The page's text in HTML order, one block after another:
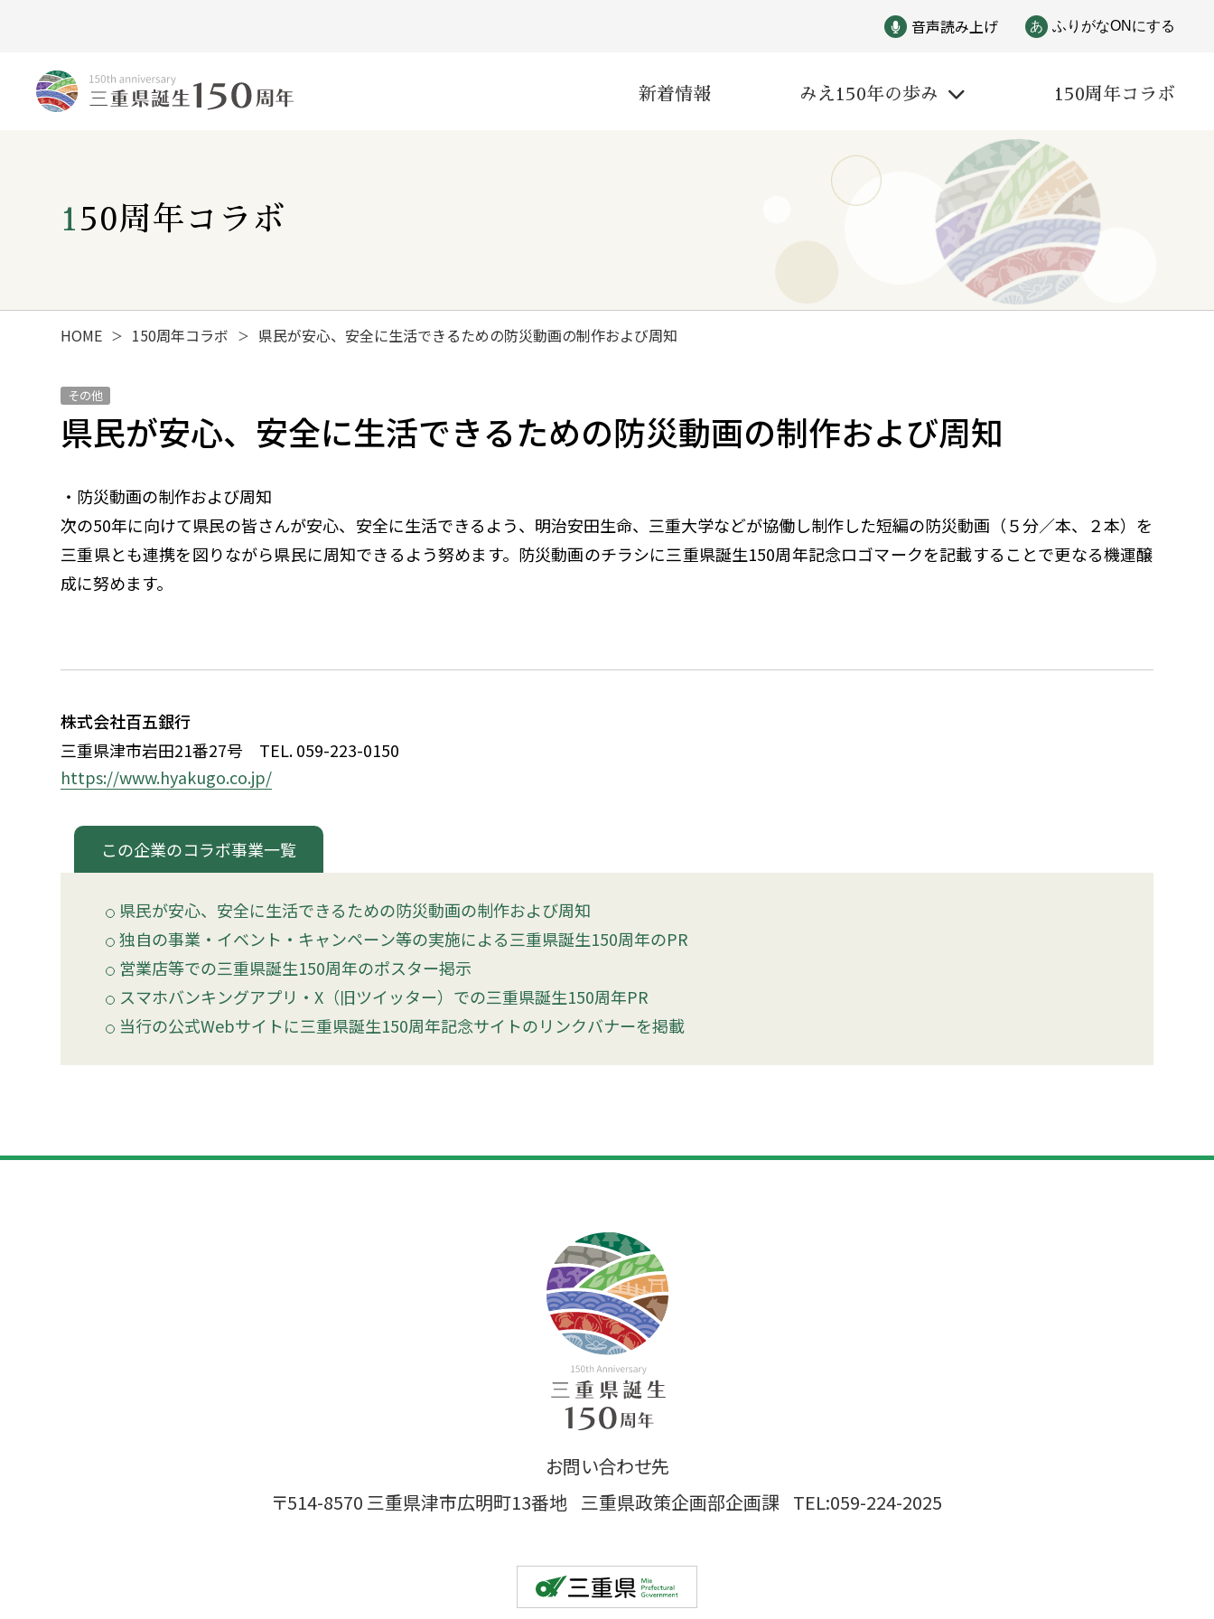
音声読み上げ あ ふりがなONにする
新着情報 みえ150年の歩み
インフラ
150周年コラボ
150周年コラボ
HOME ＞ 150周年コラボ ＞ 県民が安心、安全に生活できるための防災動画の制作および周知
その他
県民が安心、安全に生活できるための防災動画の制作および周知
・防災動画の制作および周知
次の50年に向けて県民の皆さんが安心、安全に生活できるよう、明治安田生命、三重大学などが協働し制作した短編の防災動画（５分／本、 ２本）を
三重県とも連携を図りながら県民に周知できるよう努めます。防災動画のチラシに三重県誕生150周年記念ロゴマークを記載することで更なる機運醸
成に努めます。
株式会社百五銀行
三重県津市岩田21番27号 TEL. 059-223-0150
https://www.hyakugo.co.jp/
この企業のコラボ事業一覧
県民が安心、安全に生活できるための防災動画の制作および周知
独自の事業・イベント・キャンペーン等の実施による三重県誕生150周年のPR
営業店等での三重県誕生150周年のポスター掲示
スマホバンキングアプリ・X（旧ツイッター）での三重県誕生150周年PR
当行の公式Webサイトに三重県誕生150周年記念サイトのリンクバナーを掲載
お問い合わせ先
〒514-8570 三重県津市広明町13番地 三重県政策企画部企画課 TEL:059-224-2025